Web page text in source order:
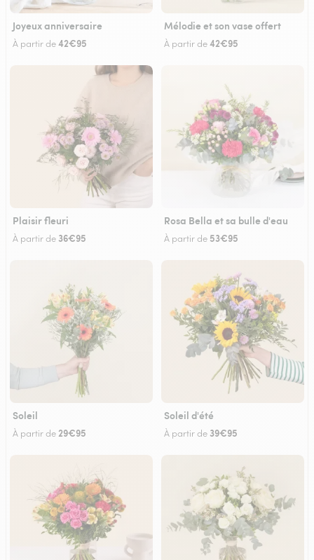
Joyeux anniversaire
À partir de42€95
Mélodie et son vase offert
À partir de42€95
Plaisir fleuri
À partir de 36€95
Rosa Bella et sa bulle d'eau
À partir de 53€95
Soleil
À partir de 29€95
Soleil d'été
À partir de 39€95